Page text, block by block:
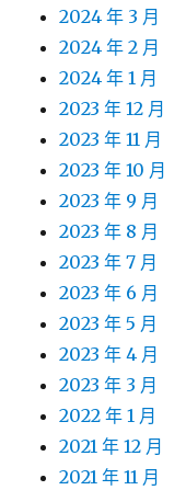
2024 年 3 月
2024 年 2 月
2024 年 1 月
2023 年 12 月
2023 年 11 月
2023 年 10 月
2023 年 9 月
2023 年 8 月
2023 年 7 月
2023 年 6 月
2023 年 5 月
2023 年 4 月
2023 年 3 月
2022 年 1 月
2021 年 12 月
2021 年 11 月